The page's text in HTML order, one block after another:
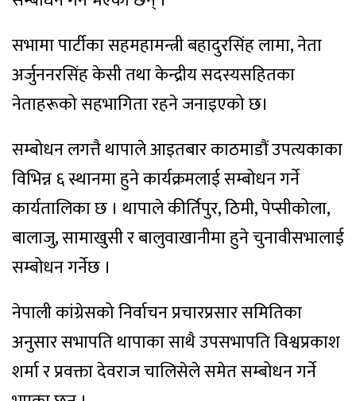
सभामा पार्टीका सहमहामन्त्री बहादुरसिंह लामा, नेता
अर्जुननरसिंह केसी तथा केन्द्रीय सदस्यसहितका
नेताहरूको सहभागिता रहने जनाइएको छ।
सम्बोधन लगत्तै थापाले आइतबार काठमाडौं उपत्यकाका
विभिन्न ६ स्थानमा हुने कार्यक्रमलाई सम्बोधन गर्ने
कार्यतालिका छ । थापाले कीर्तिपुर, ठिमी, पेप्सीकोला,
बालाजु, सामाखुसी र बालुवाखानीमा हुने चुनावीसभालाई
सम्बोधन गर्नेछ ।
नेपाली कांग्रेसको निर्वाचन प्रचारप्रसार समितिका
अनुसार सभापति थापाका साथै उपसभापति विश्वप्रकाश
शर्मा र प्रवक्ता देवराज चालिसेले समेत सम्बोधन गर्ने